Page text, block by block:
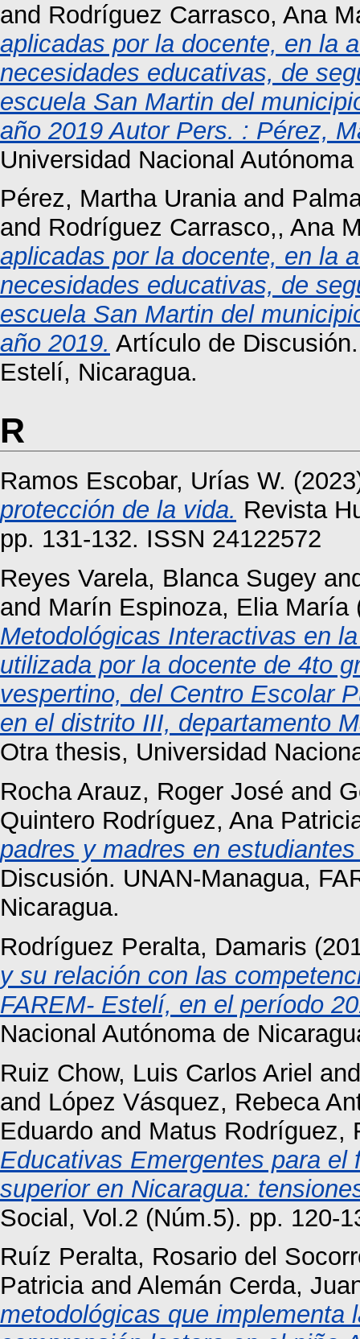
and Rodríguez Carrasco, Ana
aplicadas por la docente, en la
necesidades educativas, de
escuela San Martin del
año 2019 Autor Pers. : Pérez,
Universidad Nacional
Pérez, Martha Uraniaand
and Rodríguez Carrasco,, Ana
aplicadas por la docente, en la
necesidades educativas, de
escuela San Martin del
año 2019. Artículo de
Estelí, Nicaragua.
R
Ramos Escobar, Urías W.
protección de la vida. Revista
pp. 131-132. ISSN 24122572
Reyes Varela, Blanca Sugey
and Marín Espinoza, Elia María
Metodológicas Interactivas en
utilizada por la docente de 4to
vespertino, del Centro Escolar
en el distrito III, departamento
Otra thesis, Universidad
Rocha Arauz, Roger José and
Quintero Rodríguez, Ana
padres y madres en
Discusión. UNAN-Managua,
Nicaragua.
Rodríguez Peralta, Damaris
y su relación con las
FAREM- Estelí, en el período
Nacional Autónoma de
Ruiz Chow, Luis Carlos Ariel
and López Vásquez, Rebeca
Eduardo and Matus Rodríguez,
Educativas Emergentes para
superior en Nicaragua:
Social, Vol.2 (Núm.5). pp. 120-
Ruíz Peralta, Rosario del
Patriciaand Alemán Cerda,
metodológicas que implementa